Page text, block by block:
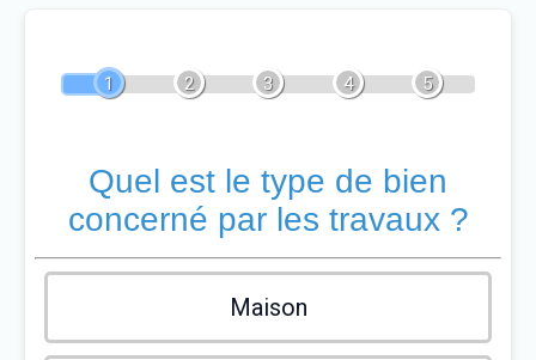
1 2 3 4 5
Quel est le type de bien
concerné par les travaux ?
Maison